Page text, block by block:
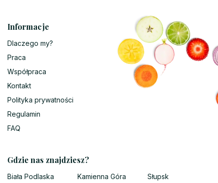
Informacje
Dlaczego my?
Praca
Współpraca
Kontakt
Polityka prywatności
Regulamin
FAQ
Gdzie nas znajdziesz?
Biała Podlaska
Kamienna Góra
Słupsk